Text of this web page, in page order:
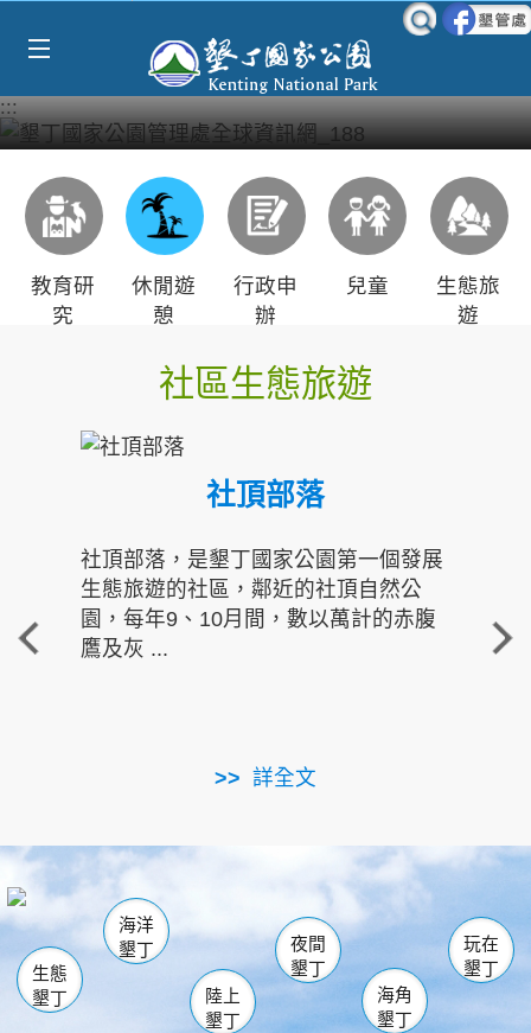
:::
教育研
究
休閒遊
憩
行政申
辦
兒童
生態旅
遊
社區生態旅遊
社頂部落
社頂部落，是墾丁國家公園第一個發展
生態旅遊的社區，鄰近的社頂自然公
園，每年9、10月間，數以萬計的赤腹
鷹及灰 ...
詳全文
重
走進
南仁湖
海生館
恆春 佳樂水
龍鑾潭自然中心 森林遊樂區
瓊麻館
關山 墾管處遊客中心
社頂公園 風吹沙
船帆石
白砂 龍磐公園
香蕉灣
砂島
鵝鑾鼻
生態
墾丁
海洋
墾丁
陸上
墾丁
夜間
墾丁
海角
墾丁
玩在
墾丁